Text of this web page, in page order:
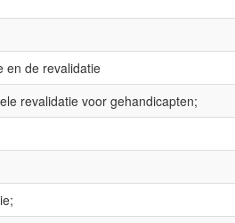
en de revalidatie
revalidatie voor gehandicapten;